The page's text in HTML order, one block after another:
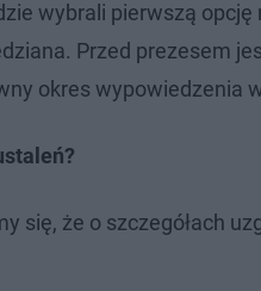
wybrali pierwszą
Przed prezesem
okres wypowiedzenia
się, że o szczegółach